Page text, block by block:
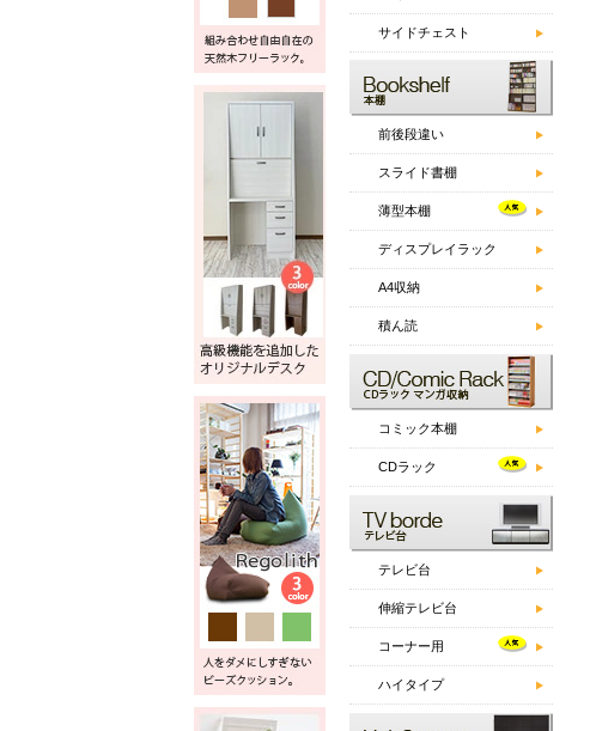
サイドチェスト
前後段違い
スライド書棚
薄型本棚
ディスプレイラック
A4収納
積ん読
コミック本棚
CDラック
テレビ台
伸縮テレビ台
コーナー用
ハイタイプ